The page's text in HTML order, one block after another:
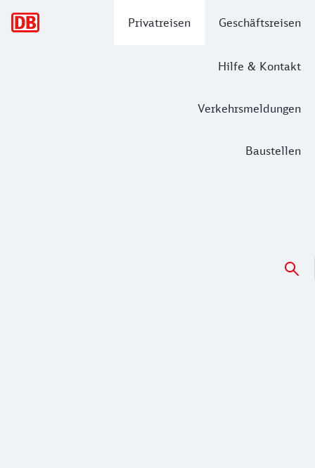
Privatreisen Geschäftsreisen
Hilfe & Kontakt
Verkehrsmeldungen
Baustellen